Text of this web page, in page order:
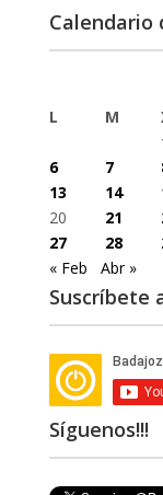
Calendario
L
M
6
7
13
14
20
21
27
28
« Feb
Abr »
Suscríbete
Síguenos!!!